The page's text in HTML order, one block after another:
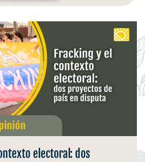
electoral: dos